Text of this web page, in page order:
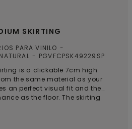
SKIRTING
PARA VINILO
PGVFCPSK49229SP
is a clickable 7cm high
the same material as your
an perfect visual fit and the
as the floor. The skirting